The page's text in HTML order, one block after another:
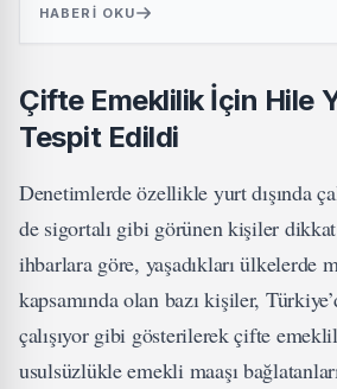
HABERI OKU
Çifte Emeklilik İçin Hile
Tespit Edildi
Denetimlerde özellikle yurt dışında
de sigortalı gibi görünen kişiler
ihbarlara göre, yaşadıkları ülkelerde
kapsamında olan bazı kişiler,
çalışıyor gibi gösterilerek çifte
usulsüzlükle emekli maaşı